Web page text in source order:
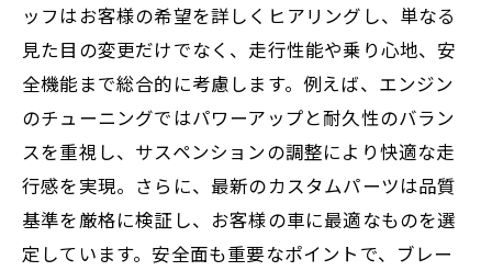
ッフはお客様の希望を詳しくヒアリングし、単なる
見た目の変更だけでなく、走行性能や乗り心地、安
全機能まで総合的に考慮します。例えば、エンジン
のチューニングではパワーアップと耐久性のバラン
スを重視し、サスペンションの調整により快適な走
行感を実現。さらに、最新のカスタムパーツは品質
基準を厳格に検証し、お客様の車に最適なものを選
定しています。安全面も重要なポイントで、ブレー